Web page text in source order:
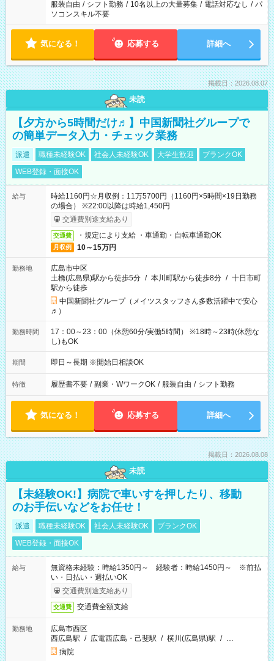
服装自由 / シフト勤務 / 10名以上の大量募集 / 電話対応なし / パ
ソコンスキル不要
気になる！ 応募する 詳細へ
掲載日：2026.08.07
未読
【夕方から5時間だけ♬】中国新聞社グループで
の簡単データ入力・チェック業務
派遣 職種未経験OK 社会人未経験OK 大学生歓迎
ブランクOK
WEB登録・面接OK
給与
時給1160円☆月収例：11万5700円（1160円×5時間×19日勤務
の場合） ※22:00以降は時給1,450円
交通費別途支給あり
交通費 ・規定により支給 ・車通勤・自転車通勤OK
月収例 10～15万円
勤務地
広島市中区
土橋(広島県)駅から徒歩5分 / 本川町駅から徒歩8分 / 十日市町
駅から徒歩
中国新聞社グループ（メイツスタッフさん多数活躍中で安心
♬）
勤務時間
17：00～23：00（休憩60分/実働5時間） ※18時～23時(休憩な
し)もOK
期間 即日～長期 ※開始日相談OK
特徴 履歴書不要 / 副業・WワークOK / 服装自由 / シフト勤務
気になる！ 応募する 詳細へ
掲載日：2026.08.08
未読
【未経験OK!】病院で車いすを押したり、移動
のお手伝いなどをお任せ！
派遣 職種未経験OK 社会人未経験OK
ブランクOK
WEB登録・面接OK
給与
無資格未経験：時給1350円～ 経験者：時給1450円～ ※前払
い・日払い・週払いOK
交通費別途支給あり
交通費 交通費全額支給
勤務地
広島市西区
西広島駅 / 広電西広島・己斐駅 / 横川(広島県)駅 / …
病院